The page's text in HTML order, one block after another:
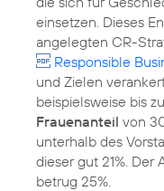
einsetzen. Dieses
angelegten CR-
Responsible
und Zielen
beispielsweise bis
Frauenanteil von
unterhalb des
dieser gut 21%. Der
betrug 25%.